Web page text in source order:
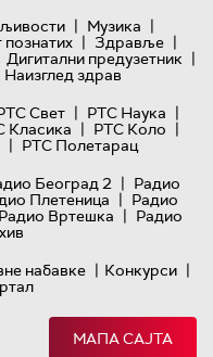
| Музика |
познатих | Здравље |
Дигитални предузетник |
Наизглед здрав
Свет | РТС Наука |
Класика | РТС Коло |
| РТС Полетарац
Београд 2 | Радио
Плетеница | Радио
Радио Вртешка | Радио
набавке | Конкурси |
МАПА САЈТА